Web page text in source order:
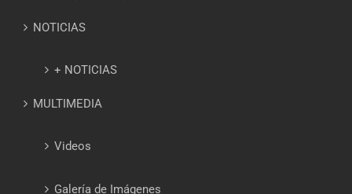
NOTICIAS
+ NOTICIAS
MULTIMEDIA
Videos
Galería de Imágenes